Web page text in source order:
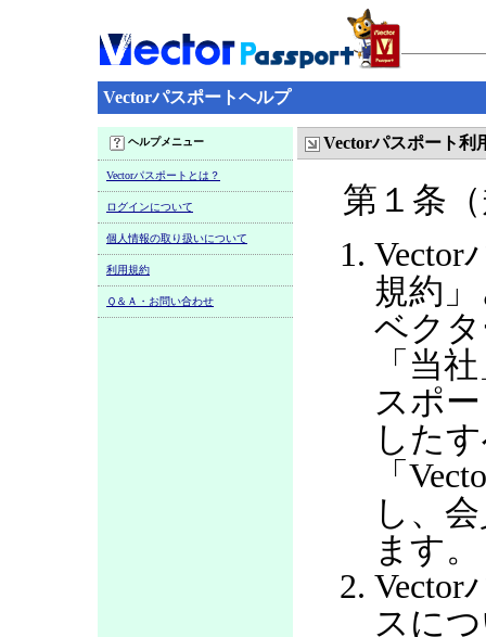
Vectorパスポートヘルプ
ヘルプメニュー
Vectorパスポートとは？
ログインについて
個人情報の取り扱いについて
利用規約
Ｑ＆Ａ・お問い合わせ
Vectorパスポート利
第１条
Vector
規約
ベク
「当
スポ
した
「
し、
ます。
Vector
スに